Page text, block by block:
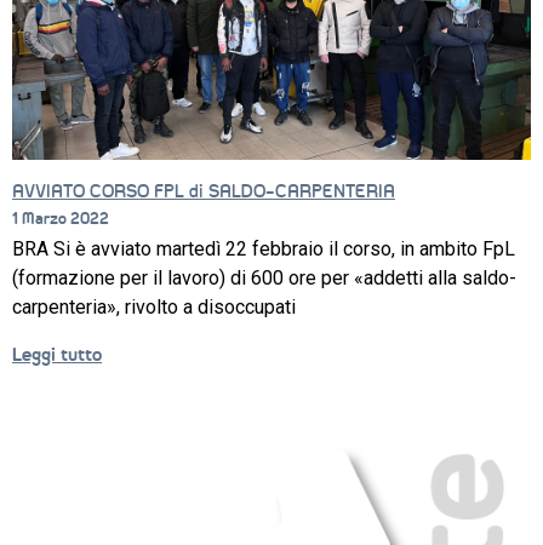
CORSI
NEWS
SETTORI
PROFESSIONALI
SERVIZI
AL
LAVORO
CENTRO
AVVIATO CORSO FPL di SALDO-CARPENTERIA
1 Marzo 2022
BRA Si è avviato martedì 22 febbraio il corso, in ambito FpL
(formazione per il lavoro) di 600 ore per «addetti alla saldo-
carpenteria», rivolto a disoccupati
Leggi tutto